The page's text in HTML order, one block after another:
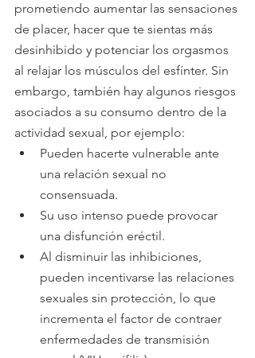
prometiendo aumentar las sensaciones
de placer, hacer que te sientas más
desinhibido y potenciar los orgasmos
al relajar los músculos del esfínter. Sin
embargo, también hay algunos riesgos
asociados a su consumo dentro de la
actividad sexual, por ejemplo:
Pueden hacerte vulnerable ante
una relación sexual no
consensuada.
Su uso intenso puede provocar
una disfunción eréctil.
Al disminuir las inhibiciones,
pueden incentivarse las relaciones
sexuales sin protección, lo que
incrementa el factor de contraer
enfermedades de transmisión